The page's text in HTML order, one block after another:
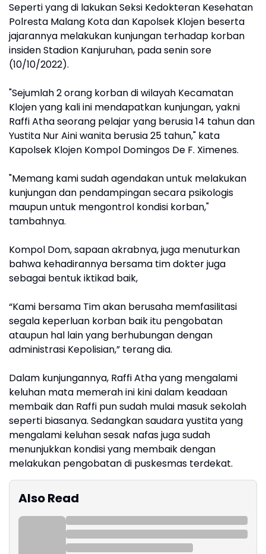
Seperti yang di lakukan Seksi Kedokteran Kesehatan
Polresta Malang Kota dan Kapolsek Klojen beserta
jajarannya melakukan kunjungan terhadap korban
insiden Stadion Kanjuruhan, pada senin sore
(10/10/2022).
"Sejumlah 2 orang korban di wilayah Kecamatan
Klojen yang kali ini mendapatkan kunjungan, yakni
Raffi Atha seorang pelajar yang berusia 14 tahun dan
Yustita Nur Aini wanita berusia 25 tahun," kata
Kapolsek Klojen Kompol Domingos De F. Ximenes.
"Memang kami sudah agendakan untuk melakukan
kunjungan dan pendampingan secara psikologis
maupun untuk mengontrol kondisi korban,"
tambahnya.
Kompol Dom, sapaan akrabnya, juga menuturkan
bahwa kehadirannya bersama tim dokter juga
sebagai bentuk iktikad baik,
“Kami bersama Tim akan berusaha memfasilitasi
segala keperluan korban baik itu pengobatan
ataupun hal lain yang berhubungan dengan
administrasi Kepolisian,” terang dia.
Dalam kunjungannya, Raffi Atha yang mengalami
keluhan mata memerah ini kini dalam keadaan
membaik dan Raffi pun sudah mulai masuk sekolah
seperti biasanya. Sedangkan saudara yustita yang
mengalami keluhan sesak nafas juga sudah
menunjukkan kondisi yang membaik dengan
melakukan pengobatan di puskesmas terdekat.
Also Read